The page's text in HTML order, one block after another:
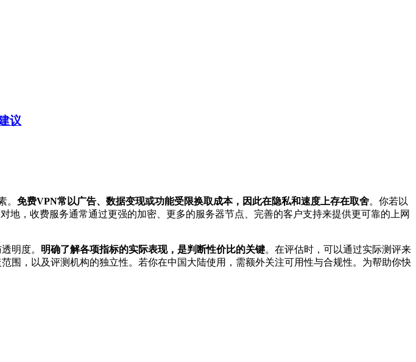
议
。 免费VPN常以广告、数据变现或功能受限换取成本，因此在隐私和速度上存在取舍。你若以
，收费服务通常通过更强的加密、更多的服务器节点、完善的客户支持来提供更可靠的上网
明度。 明确了解各项指标的实际表现，是判断性价比的关键。在评估时，可以通过实际测评来
围，以及评测机构的独立性。若你在中国大陆使用，需额外关注可用性与合规性。为帮助你快